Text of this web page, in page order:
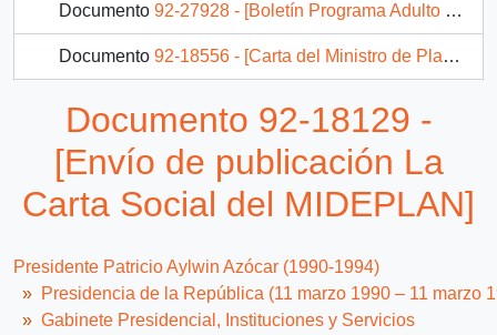
Documento 92-27928 - [Boletín Programa Adulto Mayor División Mideplan Año 1 N° 1 Septiembre 1992]
Documento 92-18556 - [Carta del Ministro de Planificación y Cooperación dirigida al Jefe de Gabinete Presidencial, referente al Documento "Antecedentes del Plan Arica- Parinacota"]
31 más...
Documento 92-18129 -
[Envío de publicación La
Carta Social del MIDEPLAN]
Presidente Patricio Aylwin Azócar (1990-1994)
Presidencia de la República (11 marzo 1990 – 11 marzo
Gabinete Presidencial, Instituciones y Servicios